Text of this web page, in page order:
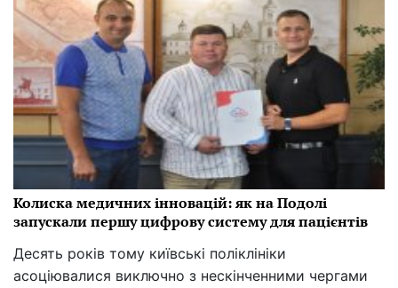
Колиска медичних інновацій: як на Подолі
запускали першу цифрову систему для пацієнтів
Десять років тому київські поліклініки
асоціювалися виключно з нескінченними чергами